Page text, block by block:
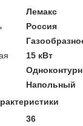
Лемакс
Россия
15 кВт
Напольный
36